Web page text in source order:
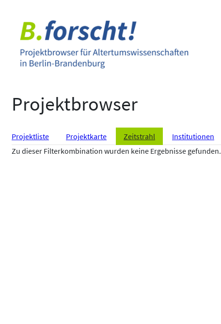
springen
Projektbrowser
Projektliste Projektkarte Zeitstrahl Institutionen
Zu dieser Filterkombination wurden keine Ergebnisse gefunden.